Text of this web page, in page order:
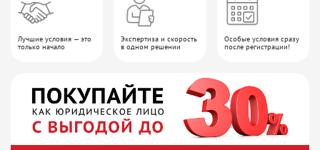
Лучшие условия — это
только начало
Экспертиза и скорость
в одном решении
Особые условия сразу
после регистрации!